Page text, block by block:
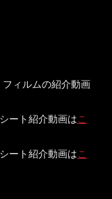
ィルムの紹介動画
ート紹介動画はこ
ート紹介動画はこ